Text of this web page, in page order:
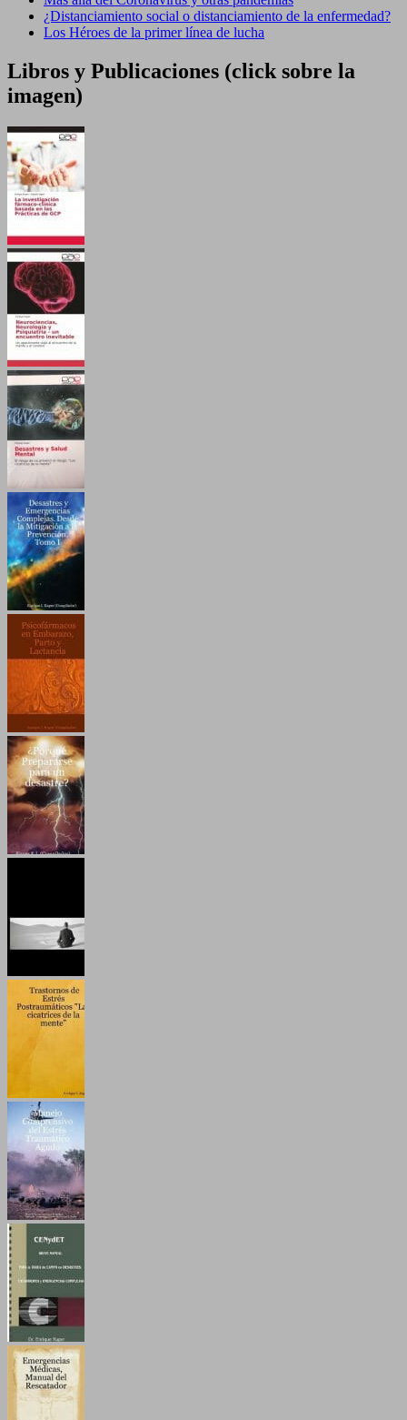
¿Distanciamiento social o distanciamiento de la enfermedad?
Los Héroes de la primer línea de lucha
Libros y Publicaciones (click sobre la
imagen)